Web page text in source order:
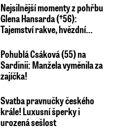
Nejsilnější momenty z pohřbu
Glena Hansarda (†56):
Tajemství rakve, hvězdní…
Pohublá Csáková (55) na
Sardinii: Manžela vyměnila za
zajíčka!
Svatba pravnučky českého
krále! Luxusní šperky i
urozená sešlost